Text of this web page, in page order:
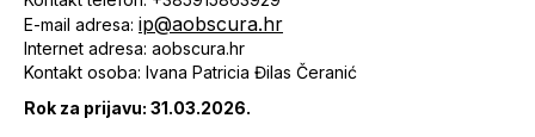
E-mail adresa: ip@aobscura.hr
Internet adresa: aobscura.hr
Kontakt osoba: Ivana Patricia Đilas Čeranić
Rok za prijavu: 31.03.2026.